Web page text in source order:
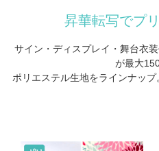
昇華転写でプ
サイン・ディスプレイ・舞台衣
が最大
ポリエステル生地をラインナップ